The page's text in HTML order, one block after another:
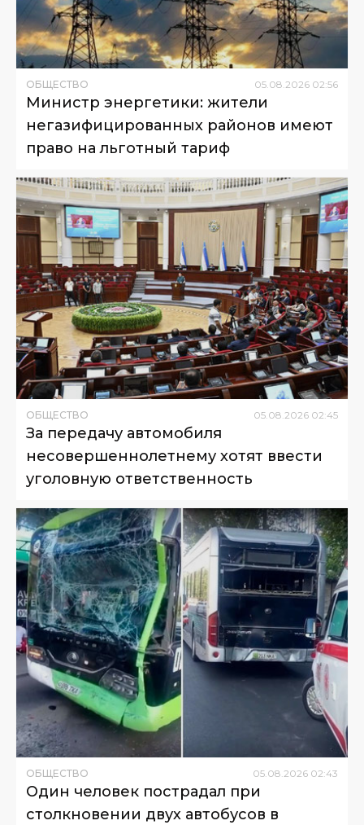
ОБЩЕСТВО 05 08 2026 02:56
Министр энергетики: жители
негазифицированных районов имеют
право на льготный тариф
ОБЩЕСТВО 05.08.2026 02:45
За передачу автомобиля
несовершеннолетнему хотят ввести
уголовную ответственность
ОБЩЕСТВО 05.08.2026 02:43
Один человек пострадал при
столкновении двух автобусов в